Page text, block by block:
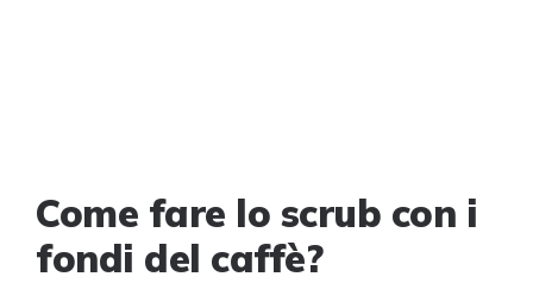
Come fare lo scrub con i
fondi del caffè?